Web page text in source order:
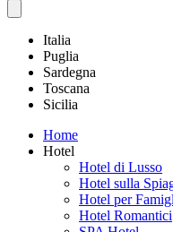
Italia
Puglia
Sardegna
Toscana
Sicilia
Home
Hotel
Hotel di Lusso
Hotel sulla
Hotel per
Hotel Romantici